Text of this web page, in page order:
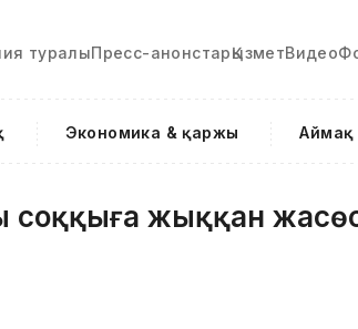
туралыПресс-анонстарҚызметВидео
Экономика & қаржы Аймақ
соққыға жыққан